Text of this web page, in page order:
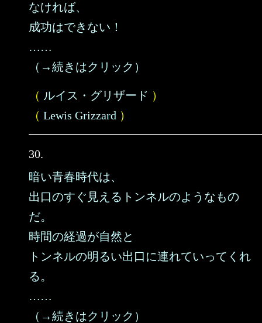
なければ、
成功はできない！
……
（→続きはクリック）
（ ルイス・グリザード ）
（ Lewis Grizzard ）
30.
暗い青春時代は、
出口のすぐ見えるトンネルのようなもの
だ。
時間の経過が自然と
トンネルの明るい出口に連れていってくれ
る。
……
（→続きはクリック）